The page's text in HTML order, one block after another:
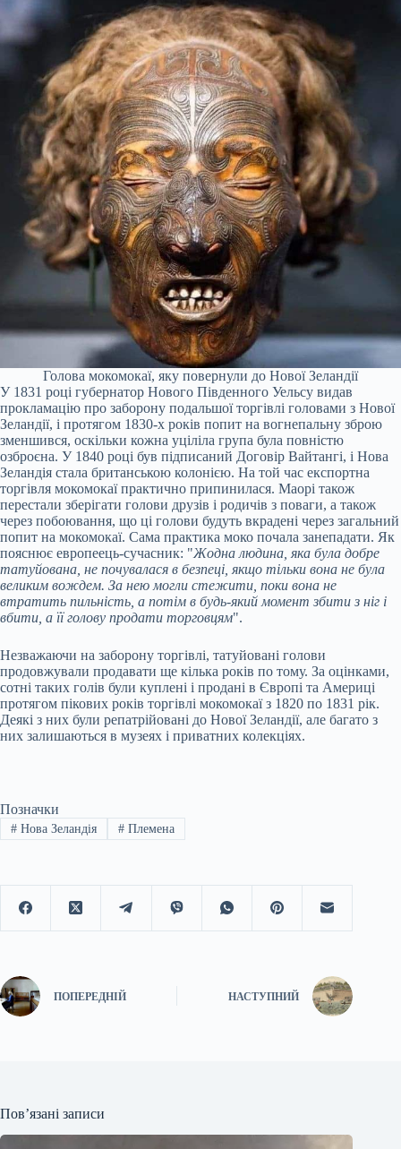
Голова мокомокаї, яку повернули до Нової Зеландії
У 1831 році губернатор Нового Південного Уельсу видав
прокламацію про заборону подальшої торгівлі головами з Нової
Зеландії, і протягом 1830-х років попит на вогнепальну зброю
зменшився, оскільки кожна уціліла група була повністю
озброєна. У 1840 році був підписаний Договір Вайтангі, і Нова
Зеландія стала британською колонією. На той час експортна
торгівля мокомокаї практично припинилася. Маорі також
перестали зберігати голови друзів і родичів з поваги, а також
через побоювання, що ці голови будуть вкрадені через загальний
попит на мокомокаї. Сама практика моко почала занепадати. Як
пояснює европеець-сучасник: "Жодна людина, яка була добре
татуйована, не почувалася в безпеці, якщо тільки вона не була
великим вождем. За нею могли стежити, поки вона не
втратить пильність, а потім в будь-який момент збити з ніг і
вбити, а її голову продати торговцям".
Незважаючи на заборону торгівлі, татуйовані голови
продовжували продавати ще кілька років по тому. За оцінками,
сотні таких голів були куплені і продані в Європі та Америці
протягом пікових років торгівлі мокомокаї з 1820 по 1831 рік.
Деякі з них були репатрійовані до Нової Зеландії, але багато з
них залишаються в музеях і приватних колекціях.
Позначки
#Нова Зеландія #Племена
ПОПЕРЕДНІЙ НАСТУПНИЙ
Пов’язані записи